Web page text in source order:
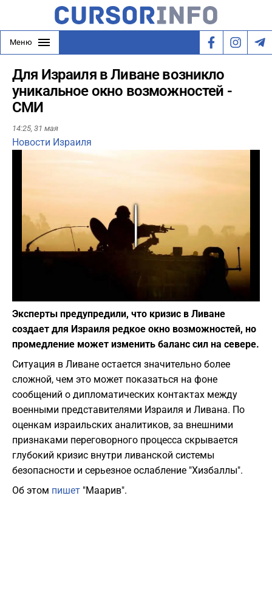
Меню
Для Израиля в Ливане возникло
уникальное окно возможностей -
СМИ
14:25, 31 мая
Новости Израиля
Play
Эксперты предупредили, что кризис в Ливане
создает для Израиля редкое окно возможностей, но
промедление может изменить баланс сил на севере.
Ситуация в Ливане остается значительно более
сложной, чем это может показаться на фоне
сообщений о дипломатических контактах между
военными представителями Израиля и Ливана. По
оценкам израильских аналитиков, за внешними
признаками переговорного процесса скрывается
глубокий кризис внутри ливанской системы
безопасности и серьезное ослабление "Хизбаллы".
Об этом пишет "Маарив".